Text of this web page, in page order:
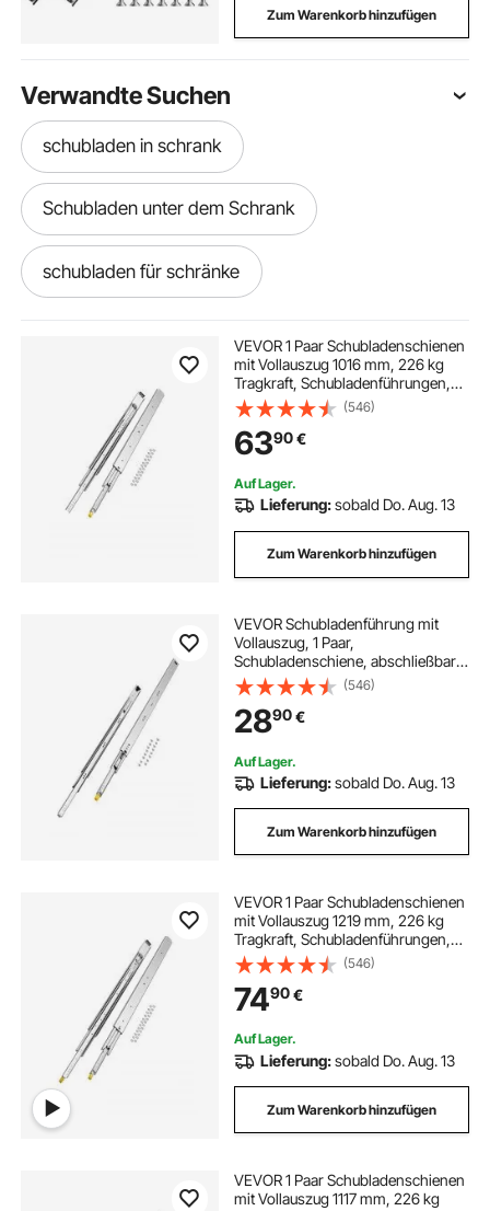
Zum Warenkorb hinzufügen
Verwandte Suchen
schubladen in schrank
Schubladen unter dem Schrank
schubladen für schränke
10 schubladenschienen
schienen schublade schubladenschienen
schienen für schubladen schubladenschienen
schubladen schrank schwarz
bohrer schrank schubladen
ausziehbarer schrank-schubladen-organizer
küchen schubladen schubladen küche
ausziehbare schublade für schrank
schrank aufbewahrung schubladen
auszugsschiene schubladenschienen
VEVOR 1 Paar Schubladenschienen
mit Vollauszug 1016 mm, 226 kg
Tragkraft, Schubladenführungen,
Kugellager mit Sperre, seitlich
montierte Teleskopschienen für
Regale, Schränke,
Industrieschubladen
(546)
6390€
Auf Lager.
Lieferung:sobald Do. Aug. 13
Zum Warenkorb hinzufügen
VEVOR Schubladenführung mit
Vollauszug, 1 Paar,
Schubladenschiene, abschließbare
Teleskopschienen, 950 mm,
Tragkraft 113,4 kg, seitlich montierte
Gleitschiene mit Kugellager und
Verriegelung
(546)
2890€
Auf Lager.
Lieferung:sobald Do. Aug. 13
Zum Warenkorb hinzufügen
VEVOR 1 Paar Schubladenschienen
mit Vollauszug 1219 mm, 226 kg
Tragkraft, Schubladenführungen,
Doppelverriegelungsdesign, seitlich
montierte Teleskopschienen für
Regale, Schränke,
Industrieschubladen
(546)
7490€
Auf Lager.
Lieferung:sobald Do. Aug. 13
Zum Warenkorb hinzufügen
VEVOR 1 Paar Schubladenschienen
mit Vollauszug 1117 mm, 226 kg